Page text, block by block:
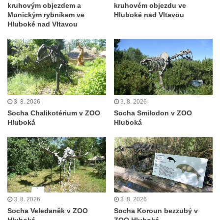
ZOO Dresden
Socha světce severně od Lužce nad
Pamětní kámen revitalizace Vltavy Vraňany
– Hořín u Lužce nad Vltavou
Strom svobody a památník 100 let republiky
a 30. výročí listopadu 1989 v Hrobčicích
Boží muka v parku před domem čp. 17 v
Hrobčicích
Hrobčic
Socha svatého Antonína poustevníka v
Mirošovicích
Socha vodníka u požární nádrže v
Mirošovicích
Socha býka před areálem firmy 2JCP v
kruhovým objezdem a
Munickým rybníkem ve
Hluboké nad Vltavou
kruhovém objezdu ve
Hluboké nad Vltavou
3. 8. 2026
Socha Chalikotérium v ZOO
Hluboká
3. 8. 2026
Socha Smilodon v ZOO
Hluboká
3. 8. 2026
Socha Veledaněk v ZOO
3. 8. 2026
Socha Koroun bezzubý v